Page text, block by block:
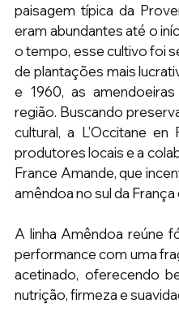
paisagem típica da
eram abundantes até o
o tempo, esse cultivo foi
de plantações mais
e 1960, as
região. Buscando
cultural, a L’Occitane
produtores locais e a
France Amande, que
amêndoa no sul da
A linha Amêndoa reúne
performance com uma
acetinado, oferecendo
nutrição, firmeza e